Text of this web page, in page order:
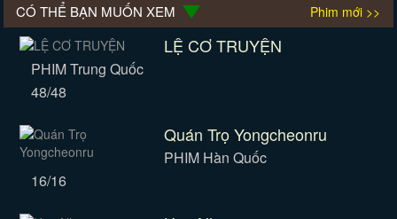
CÓ THỂ BẠN MUỐN XEM Phim mới >>
LỆ CƠ TRUYỆN
PHIM Trung Quốc
48/48
Quán Trọ Yongcheonru
PHIM Hàn Quốc
16/16